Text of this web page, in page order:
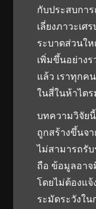
กับประสบการ
เลี่ยงภาวะเศ
ระบาดส่วนใ
เพิ่มขึ้นอย่างร
แล้ว เราทุกค
ในสี่ในห้าไต
บทความวิจัย
ถูกสร้างขึ้นจ
ไม่สามารถรั
ถือ ข้อมูลอาจ
โดยไม่ต้องแ
ระมัดระวังใ